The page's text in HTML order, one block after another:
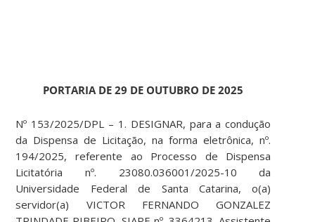
PORTARIA DE 29 DE OUTUBRO DE 2025
Nº 153/2025/DPL – 1. DESIGNAR, para a condução
da Dispensa de Licitação, na forma eletrônica, nº.
194/2025, referente ao Processo de Dispensa
Licitatória nº. 23080.036001/2025-10 da
Universidade Federal de Santa Catarina, o(a)
servidor(a) VICTOR FERNANDO GONZALEZ